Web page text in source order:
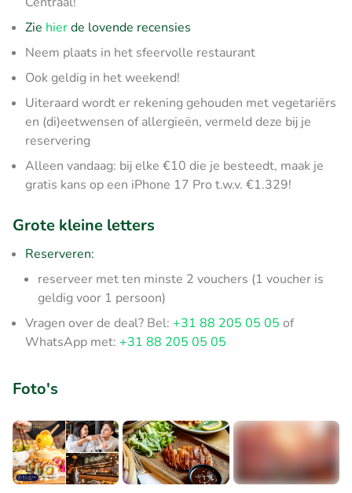
Zie hierde lovende recensies
Neem plaats in het sfeervolle restaurant
Ook geldig in het weekend!
Uiteraard wordt er rekening gehouden met vegetariërs
en (di)eetwensen of allergieën, vermeld deze bij je
reservering
Alleen vandaag: bij elke €10 die je besteedt, maak je
gratis kans op een iPhone 17 Pro t.w.v. €1.329!
Grote kleine letters
Reserveren:
reserveer met ten minste 2 vouchers (1 voucher is
geldig voor 1 persoon)
Vragen over de deal? Bel: +31 88 205 05 05 of
WhatsApp met: +31 88 205 05 05
Foto's